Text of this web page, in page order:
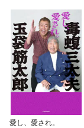
愛し、愛され。